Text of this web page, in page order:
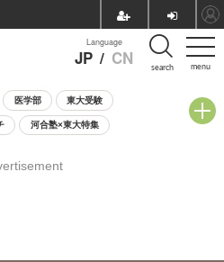
menu
Language
JP / CN search
医学部 東大受験
河合塾×東大特集
校説明会・相談会